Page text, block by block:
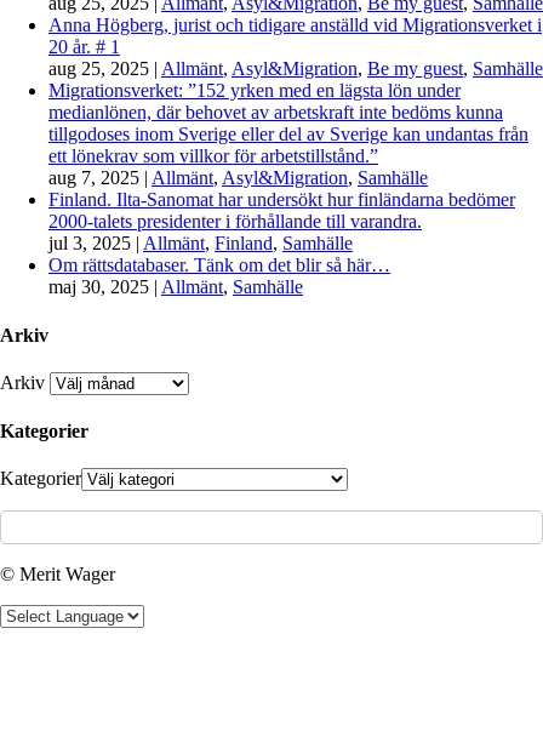
Anna Högberg, jurist och tidigare anställd vid Migrationsverket i
20 år. # 1
aug 25, 2025 | Allmänt, Asyl&Migration, Be my guest, Samhälle
Migrationsverket: ”152 yrken med en lägsta lön under
medianlönen, där behovet av arbetskraft inte bedöms kunna
tillgodoses inom Sverige eller del av Sverige kan undantas från
ett lönekrav som villkor för arbetstillstånd.”
aug 7, 2025 | Allmänt, Asyl&Migration, Samhälle
Finland. Ilta-Sanomat har undersökt hur finländarna bedömer
2000-talets presidenter i förhållande till varandra.
jul 3, 2025 | Allmänt, Finland, Samhälle
Om rättsdatabaser. Tänk om det blir så här…
maj 30, 2025 | Allmänt, Samhälle
Arkiv
Arkiv
Kategorier
Kategorier
© Merit Wager